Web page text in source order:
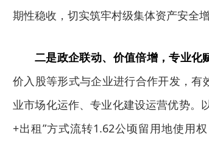
期性稳收，切实筑牢村级集体资产安全增
二是政企联动、价值倍增，专业化
价入股等形式与企业进行合作开发，
业市场化运作、专业化建设运营优势。
+出租”方式流转1.62公顷留用地使用